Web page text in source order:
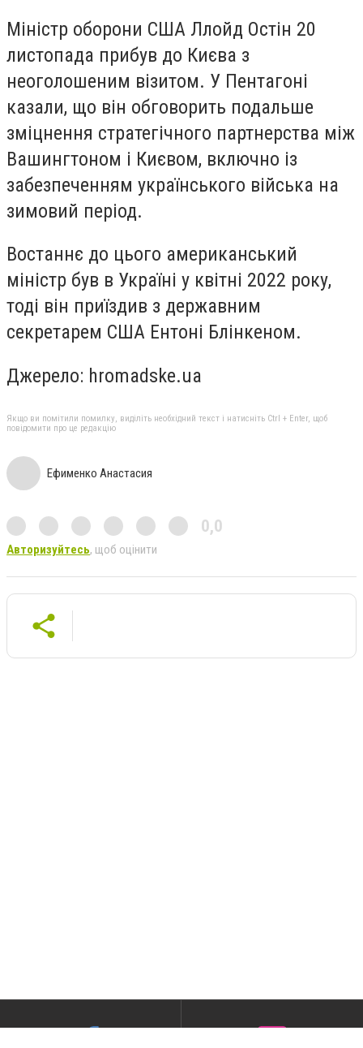
Міністр оборони США Ллойд Остін 20
листопада прибув до Києва з
неоголошеним візитом. У Пентагоні
казали, що він обговорить подальше
зміцнення стратегічного партнерства між
Вашингтоном і Києвом, включно із
забезпеченням українського війська на
зимовий період.
Востаннє до цього американський
міністр був в Україні у квітні 2022 року,
тоді він приїздив з державним
секретарем США Ентоні Блінкеном.
Джерело: hromadske.ua
Якщо ви помітили помилку, виділіть необхідний текст і натисніть Ctrl + Enter, щоб
повідомити про це редакцію
Ефименко Анастасия
0,0
Авторизуйтесь, щоб оцінити